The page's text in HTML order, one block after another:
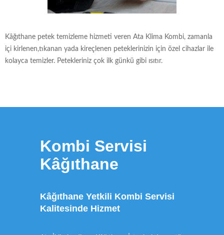
Kâğıthane petek temizleme hizmeti veren Ata Klima Kombi, zamanla
içi kirlenen,tıkanan yada kireçlenen peteklerinizin için özel cihazlar ile
kolayca temizler. Petekleriniz çok ilk günkü gibi ısıtır.
Kombi Servisi
Kâğıthane
Kâğıthane Yetkili Kombi Servisi
Kalitesinde Hizmet